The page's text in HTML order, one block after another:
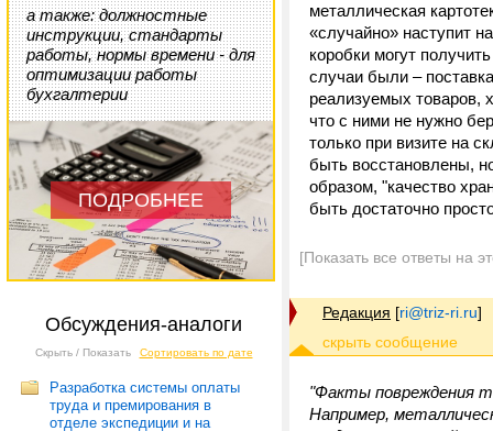
а также: должностные
инструкции, стандарты
работы, нормы времени - для
оптимизации работы
бухгалтерии
ПОДРОБНЕЕ
Обсуждения-аналоги
Скрыть / Показать Сортировать по дате
Разработка системы оплаты
труда и премирования в
отделе экспедиции и на
металлическая
«случайно» наступит
коробки могут
случаи были –
реализуемых товаров,
что с ними не нужно
только при визите на
быть восстановлены,
образом, "качество
быть достаточно
[Показать все ответы на
Редакция [ri@triz-ri.ru]
"Факты повреждения
Например,